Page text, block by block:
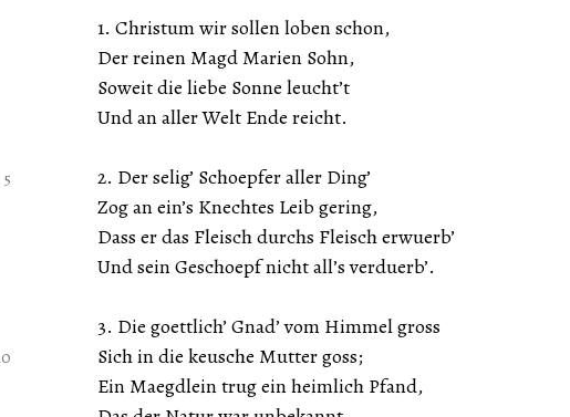
1. Christum wir sollen loben schon,
Der reinen Magd Marien Sohn,
Soweit die liebe Sonne leucht’t
Und an aller Welt Ende reicht.
2. Der selig’ Schoepfer aller Ding’
Zog an ein’s Knechtes Leib gering,
Dass er das Fleisch durchs Fleisch erwuerb’
Und sein Geschoepf nicht all’s verduerb’.
3. Die goettlich’ Gnad’ vom Himmel gross
Sich in die keusche Mutter goss;
Ein Maegdlein trug ein heimlich Pfand,